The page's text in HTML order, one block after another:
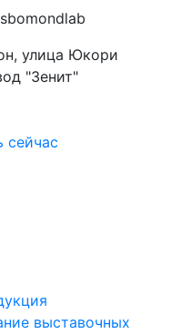
улица Юкори
"Зенит"
сейчас
выставочных